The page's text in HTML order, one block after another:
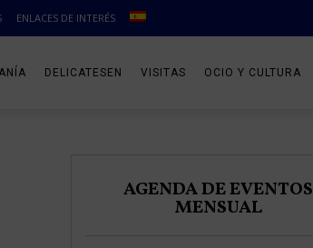
ENLACES DE INTERÉS
DELICATESEN VISITAS OCIO Y CULTURA
AGENDA DE EVENTOS
MENSUAL